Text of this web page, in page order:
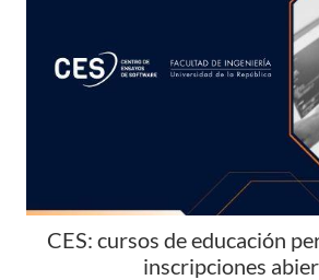
CES: cursos de educación
inscripciones